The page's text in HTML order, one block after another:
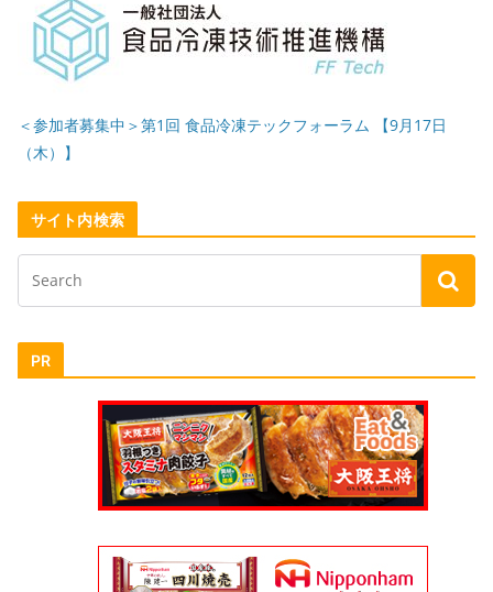
＜参加者募集中＞第1回 食品冷凍テックフォーラム 【9月17日
（木）】
サイト内検索
PR